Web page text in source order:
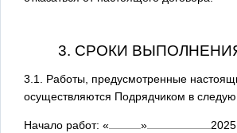
3. СРОКИ
3.1. Работы, предусмотренные
осуществляются Подрядчиком в
Начало работ: « » 2025